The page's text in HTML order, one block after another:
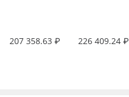
207 358.63 ₽ 226 409.24 ₽